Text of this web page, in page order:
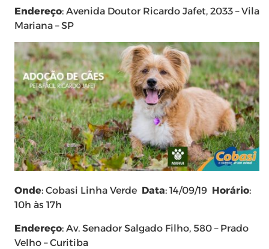
Endereço: Avenida Doutor Ricardo Jafet, 2033 – Vila
Mariana – SP
Onde: Cobasi Linha Verde Data: 14/09/19 Horário:
10h às 17h
Endereço: Av. Senador Salgado Filho, 580 – Prado
Velho – Curitiba